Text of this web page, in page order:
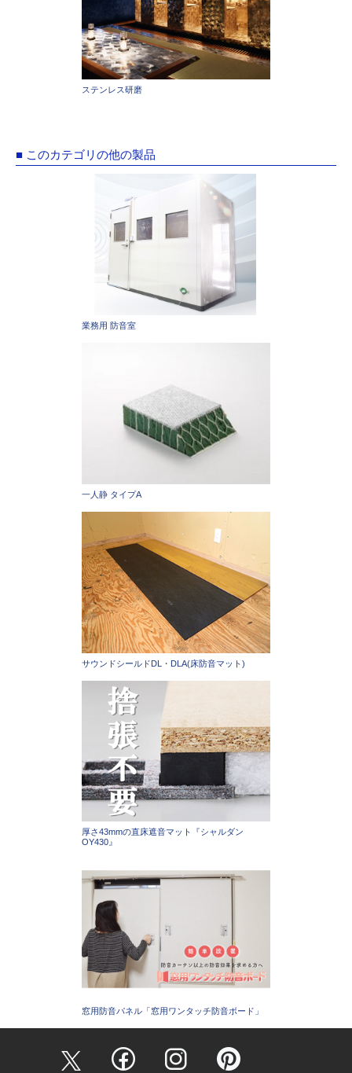
ステンレス研磨
■ このカテゴリの他の製品
業務用 防音室
一人静 タイプA
サウンドシールドDL・DLA(床防音マット)
厚さ43mmの直床遮音マット『シャルダン
OY430』
窓用防音パネル「窓用ワンタッチ防音ボード」